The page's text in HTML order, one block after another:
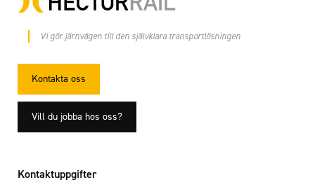
Vi gör järnvägen till den självklara transportlösningen
Kontakta oss
Vill du jobba hos oss?
Kontaktuppgifter